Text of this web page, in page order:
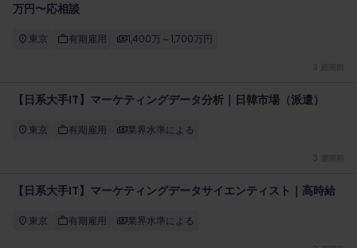
万円〜応相談
東京 有期雇用 1,400万～1,700万円
3 週間前
【日系大手IT】マーケティングデータ分析｜日韓市場（派遣）
東京 有期雇用 業界水準による
3 週間前
【日系大手IT】マーケティングデータサイエンティスト｜高時給
東京 有期雇用 業界水準による